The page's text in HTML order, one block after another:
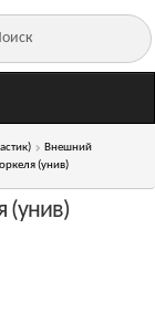
Внешний
(унив)
(унив)